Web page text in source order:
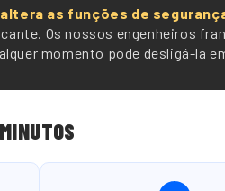
as funções de
Os nossos engenheiros
momento pode desligá-la